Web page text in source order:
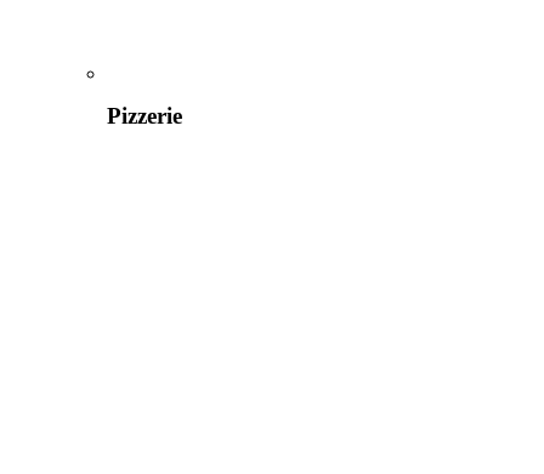
Pizzerie